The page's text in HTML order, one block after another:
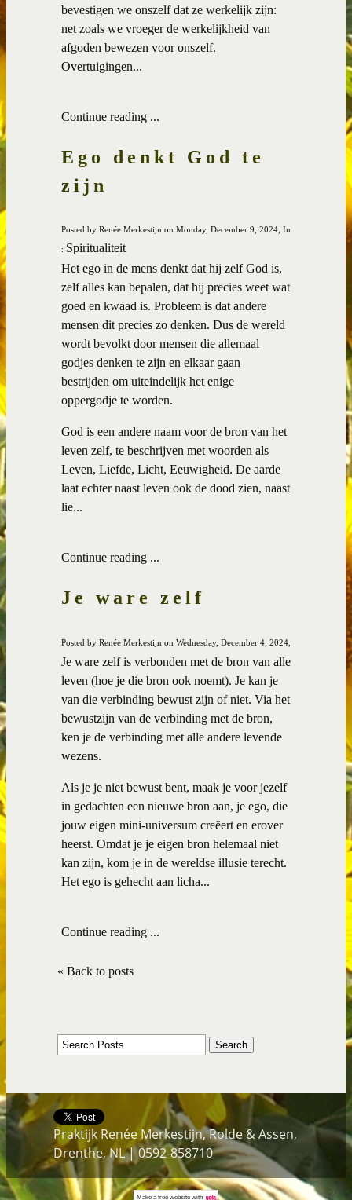
bevestigen we onszelf dat ze werkelijk zijn:
net zoals we vroeger de werkelijkheid van
afgoden bewezen voor onszelf.
Overtuigingen...
Continue reading ...
Ego denkt God te
zijn
Posted by Renée Merkestijn on Monday, December 9, 2024, In
: Spiritualiteit
Het ego in de mens denkt dat hij zelf God is,
zelf alles kan bepalen, dat hij precies weet wat
goed en kwaad is. Probleem is dat andere
mensen dit precies zo denken. Dus de wereld
wordt bevolkt door mensen die allemaal
godjes denken te zijn en elkaar gaan
bestrijden om uiteindelijk het enige
oppergodje te worden.
God is een andere naam voor de bron van het
leven zelf, te beschrijven met woorden als
Leven, Liefde, Licht, Eeuwigheid. De aarde
laat echter naast leven ook de dood zien, naast
lie...
Continue reading ...
Je ware zelf
Posted by Renée Merkestijn on Wednesday, December 4, 2024,
Je ware zelf is verbonden met de bron van alle
leven (hoe je die bron ook noemt). Je kan je
van die verbinding bewust zijn of niet. Via het
bewustzijn van de verbinding met de bron,
ken je de verbinding met alle andere levende
wezens.
Als je je niet bewust bent, maak je voor jezelf
in gedachten een nieuwe bron aan, je ego, die
jouw eigen mini-universum creëert en erover
heerst. Omdat je je eigen bron helemaal niet
kan zijn, kom je in de wereldse illusie terecht.
Het ego is gehecht aan licha...
Continue reading ...
« Back to posts
Praktijk Renée Merkestijn, Rolde & Assen,
Drenthe, NL | 0592-858710
Make afree websitewith